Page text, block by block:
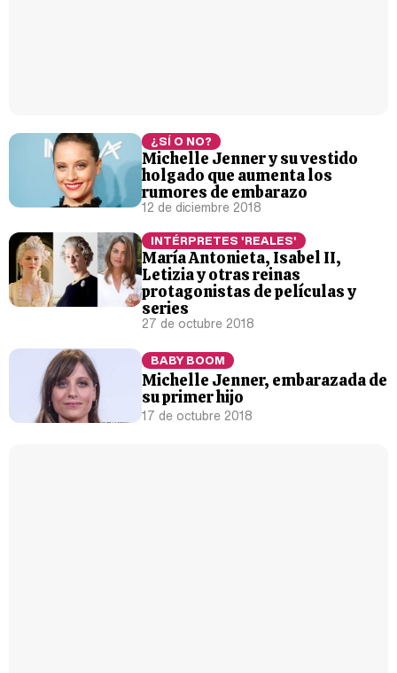
¿SÍ O NO?
Michelle Jenner y su vestido
holgado que aumenta los
rumores de embarazo
12 de diciembre 2018
INTÉRPRETES 'REALES'
María Antonieta, Isabel II,
Letizia y otras reinas
protagonistas de películas y
series
27 de octubre 2018
BABY BOOM
Michelle Jenner, embarazada de
su primer hijo
17 de octubre 2018